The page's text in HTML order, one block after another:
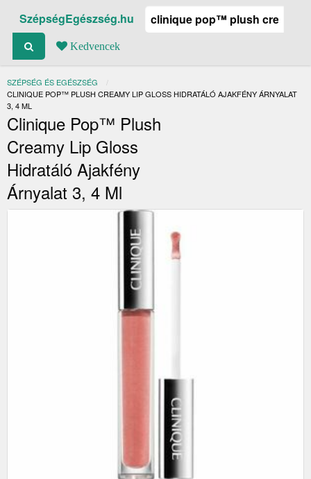
SzépségEgészség.hu
Kedvencek
SZÉPSÉG ÉS EGÉSZSÉG
JELENLEGI:
CLINIQUE POP™ PLUSH CREAMY LIP GLOSS HIDRATÁLÓ AJAKFÉNY ÁRNYALAT
3, 4 ML
Clinique Pop™ Plush
Creamy Lip Gloss
Hidratáló Ajakfény
Árnyalat 3, 4 Ml